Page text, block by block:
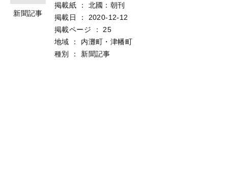
新聞記事
掲載紙 ：
北國：朝刊
掲載日
：
2020-12-12
掲載ページ
：
25
地域
：
内灘町・津幡町
種別
： 新聞記事